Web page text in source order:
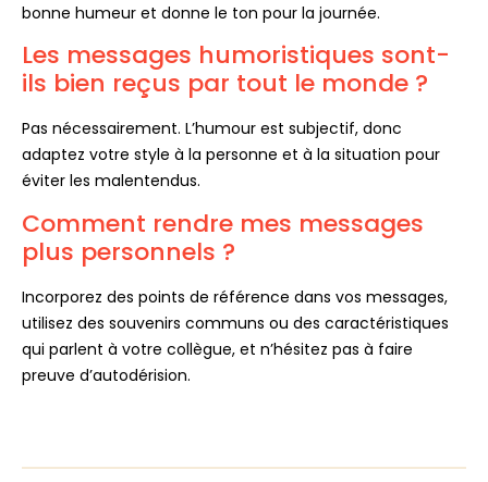
bonne humeur et donne le ton pour la journée.
Les messages humoristiques sont-
ils bien reçus par tout le monde ?
Pas nécessairement. L’humour est subjectif, donc
adaptez votre style à la personne et à la situation pour
éviter les malentendus.
Comment rendre mes messages
plus personnels ?
Incorporez des points de référence dans vos messages,
utilisez des souvenirs communs ou des caractéristiques
qui parlent à votre collègue, et n’hésitez pas à faire
preuve d’autodérision.